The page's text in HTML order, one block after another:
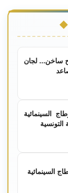
ساخن… لجان
السينمائية
التونسية
السينمائية